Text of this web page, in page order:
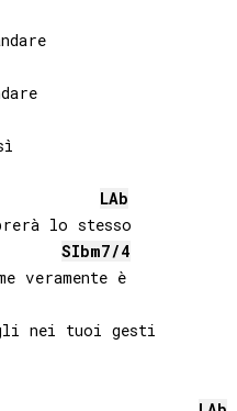
LAb
lo stesso
SIbm7/4
veramente è
nei tuoi gesti